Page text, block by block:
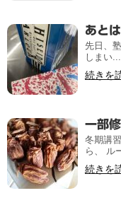
あと
先日、
しまい...
続きを
一部
冬期講
ら、 ル
続きを